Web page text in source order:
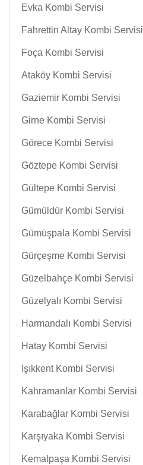
Evka Kombi Servisi
Fahrettin Altay Kombi Servisi
Foça Kombi Servisi
Ataköy Kombi Servisi
Gaziemir Kombi Servisi
Girne Kombi Servisi
Görece Kombi Servisi
Göztepe Kombi Servisi
Gültepe Kombi Servisi
Gümüldür Kombi Servisi
Gümüşpala Kombi Servisi
Gürçeşme Kombi Servisi
Güzelbahçe Kombi Servisi
Güzelyalı Kombi Servisi
Harmandalı Kombi Servisi
Hatay Kombi Servisi
Işıkkent Kombi Servisi
Kahramanlar Kombi Servisi
Karabağlar Kombi Servisi
Karşıyaka Kombi Servisi
Kemalpaşa Kombi Servisi